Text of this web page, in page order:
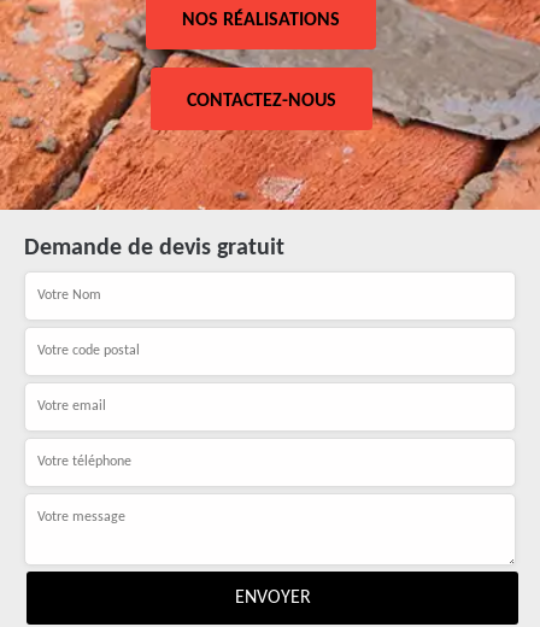
NOS RÉALISATIONS
CONTACTEZ-NOUS
Demande de devis gratuit